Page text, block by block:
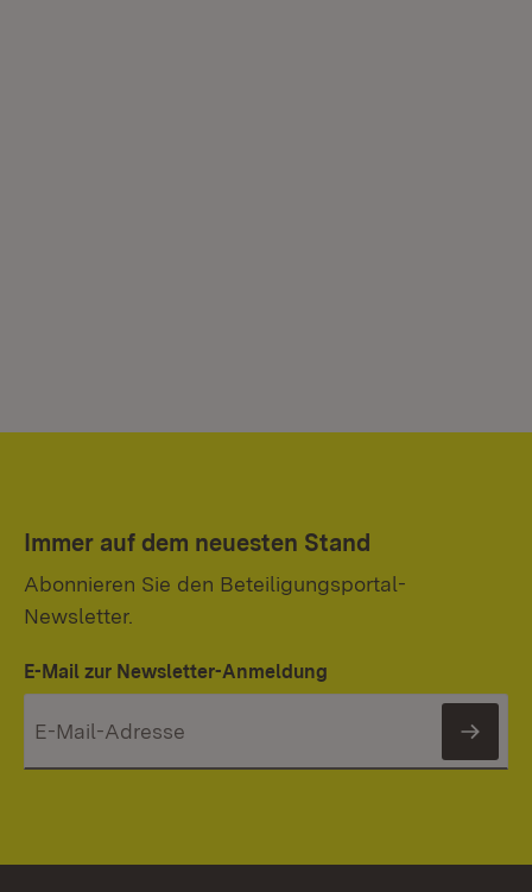
Immer auf dem neuesten Stand
Abonnieren Sie den Beteiligungsportal-
Newsletter.
E-Mail zur Newsletter-Anmeldung